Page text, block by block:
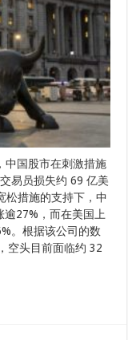
国股市在刺激措施
易员损失约 69 亿美
松措施的支持下，中
27%，而在美国上
。根据该公司的数
空头目前面临约 32